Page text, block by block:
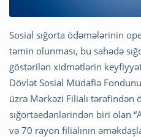
Sosial sığorta ödəmələrinin
təmin olunması, bu sahədə
göstərilən xidmətlərin
Dövlət Sosial Müdafiə
üzrə Mərkəzi Filialı tərəfindən
sığortaedənlərindən biri olan
və 70 rayon filialının